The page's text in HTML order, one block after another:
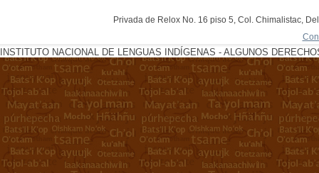
Privada de Relox No. 16 piso 5, Col. Chimalistac,
INSTITUTO NACIONAL DE LENGUAS INDÍGENAS - ALGUNOS